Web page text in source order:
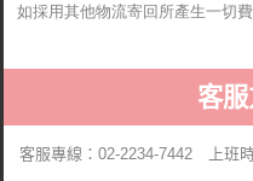
如採用其他物流寄回所產生一切
客
客服專線：02-2234-7442 上班